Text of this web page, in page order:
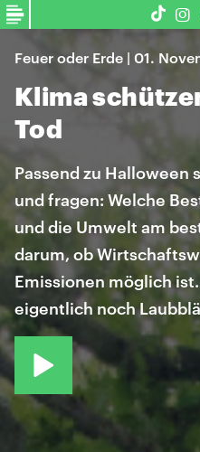
Feuer oder Erde | 01.
Klima
Tod
Passend zu Halloween
und fragen: Welche
und die Umwelt am
darum, ob
Emissionen möglich
eigentlich noch